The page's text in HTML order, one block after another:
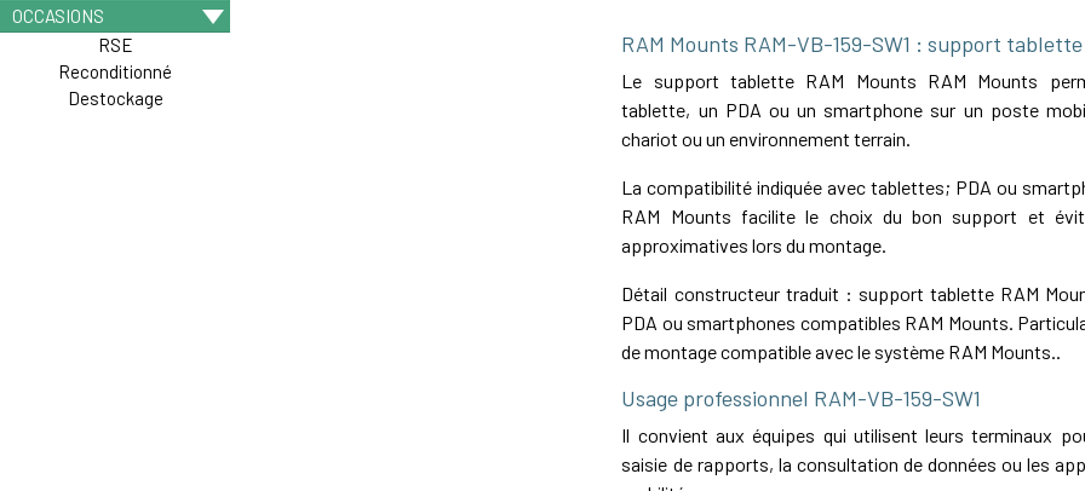
OCCASIONS
RSE
Reconditionné
Destockage
RAM Mounts RAM-VB-159-SW1 : support
Le support tablette RAM Mounts RAM Mounts
tablette, un PDA ou un smartphone sur un poste
chariot ou un environnement terrain.
La compatibilité indiquée avec tablettes; PDA ou
RAM Mounts facilite le choix du bon support et
approximatives lors du montage.
Détail constructeur traduit : support tablette RAM
PDA ou smartphones compatibles RAM Mounts.
de montage compatible avec le système RAM Mounts..
Usage professionnel RAM-VB-159-SW1
Il convient aux équipes qui utilisent leurs terminaux
saisie de rapports, la consultation de données ou les